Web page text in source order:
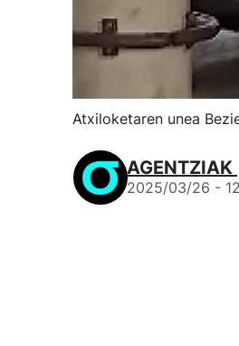
Atxiloketaren unea
AGENTZIAK
2025/03/26 -